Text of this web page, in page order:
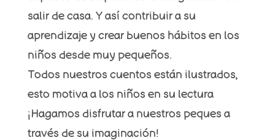
salir de casa. Y así contribuir a su
aprendizaje y crear buenos hábitos en los
niños desde muy pequeños.
Todos nuestros cuentos están ilustrados,
esto motiva a los niños en su lectura
¡Hagamos disfrutar a nuestros peques a
través de su imaginación!